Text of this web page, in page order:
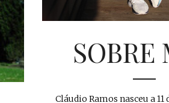
SOBRE
Cláudio Ramos nasceu a